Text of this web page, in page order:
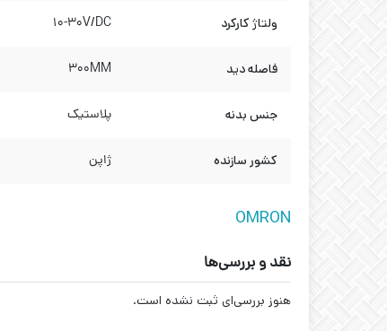
ولتاژ کارکرد 10-30V/DC
فاصله دید 300MM
جنس بدنه پلاستیک
کشور سازنده ژاپن
OMRON
نقد و بررسی‌ها
هنوز بررسی‌ای ثبت نشده است.